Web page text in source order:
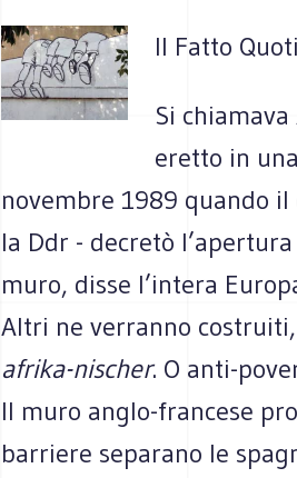
Il Fatto
Si chiamava
eretto in
novembre 1989 quando
la Ddr - decretò
muro, disse l’intera
Altri ne verranno
afrika-nischer. O anti-
Il muro anglo-francese
barriere separano le